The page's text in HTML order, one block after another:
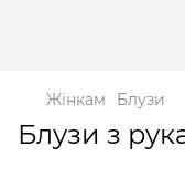
Жінкам Блузи
Блузи з